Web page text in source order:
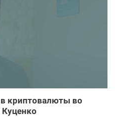
криптовалюты во